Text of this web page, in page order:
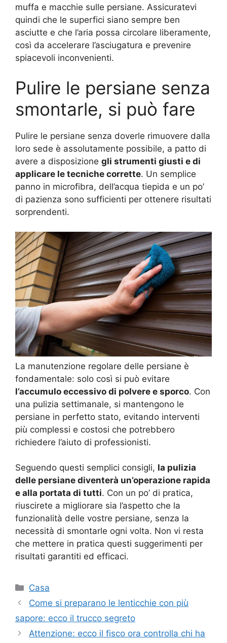
muffa e macchie sulle persiane. Assicuratevi
quindi che le superfici siano sempre ben
asciutte e che l’aria possa circolare liberamente,
così da accelerare l’asciugatura e prevenire
spiacevoli inconvenienti.
Pulire le persiane senza
smontarle, si può fare
Pulire le persiane senza doverle rimuovere dalla
loro sede è assolutamente possibile, a patto di
avere a disposizione gli strumenti giusti e di
applicare le tecniche corrette. Un semplice
panno in microfibra, dell’acqua tiepida e un po’
di pazienza sono sufficienti per ottenere risultati
sorprendenti.
La manutenzione regolare delle persiane è
fondamentale: solo così si può evitare
l’accumulo eccessivo di polvere e sporco. Con
una pulizia settimanale, si mantengono le
persiane in perfetto stato, evitando interventi
più complessi e costosi che potrebbero
richiedere l’aiuto di professionisti.
Seguendo questi semplici consigli, la pulizia
delle persiane diventerà un’operazione rapida
e alla portata di tutti. Con un po’ di pratica,
riuscirete a migliorare sia l’aspetto che la
funzionalità delle vostre persiane, senza la
necessità di smontarle ogni volta. Non vi resta
che mettere in pratica questi suggerimenti per
risultati garantiti ed efficaci.
Categorie
Casa
Come si preparano le lenticchie con più
sapore: ecco il trucco segreto
Attenzione: ecco il fisco ora controlla chi ha